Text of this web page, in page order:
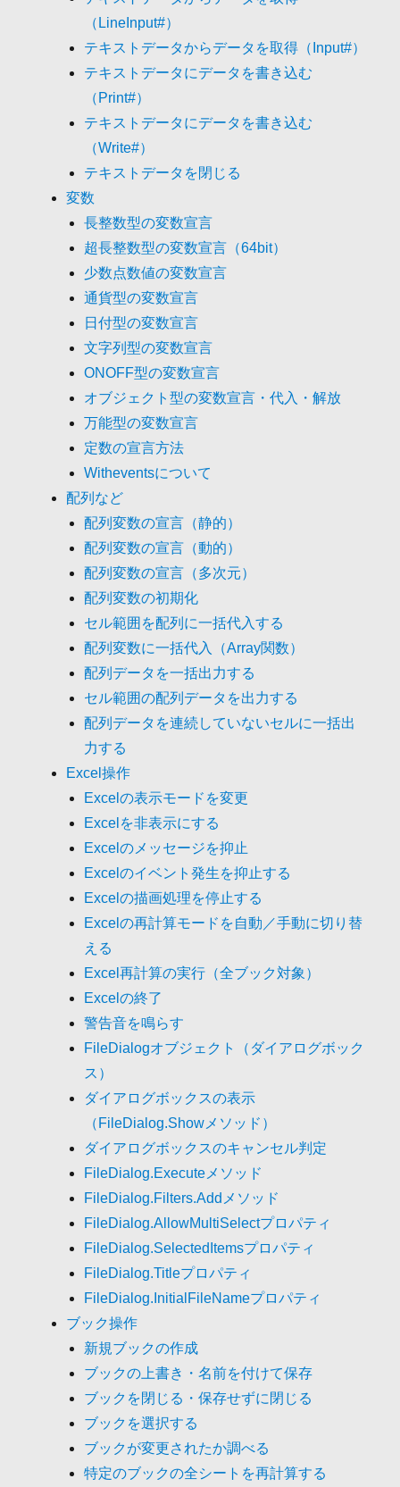
（LineInput#）
テキストデータからデータを取得（Input#）
テキストデータにデータを書き込む
（Print#）
テキストデータにデータを書き込む
（Write#）
テキストデータを閉じる
変数
長整数型の変数宣言
超長整数型の変数宣言（64bit）
少数点数値の変数宣言
通貨型の変数宣言
日付型の変数宣言
文字列型の変数宣言
ONOFF型の変数宣言
オブジェクト型の変数宣言・代入・解放
万能型の変数宣言
定数の宣言方法
Witheventsについて
配列など
配列変数の宣言（静的）
配列変数の宣言（動的）
配列変数の宣言（多次元）
配列変数の初期化
セル範囲を配列に一括代入する
配列変数に一括代入（Array関数）
配列データを一括出力する
セル範囲の配列データを出力する
配列データを連続していないセルに一括出
力する
Excel操作
Excelの表示モードを変更
Excelを非表示にする
Excelのメッセージを抑止
Excelのイベント発生を抑止する
Excelの描画処理を停止する
Excelの再計算モードを自動／手動に切り替
える
Excel再計算の実行（全ブック対象）
Excelの終了
警告音を鳴らす
FileDialogオブジェクト（ダイアログボック
ス）
ダイアログボックスの表示
（FileDialog.Showメソッド）
ダイアログボックスのキャンセル判定
FileDialog.Executeメソッド
FileDialog.Filters.Addメソッド
FileDialog.AllowMultiSelectプロパティ
FileDialog.SelectedItemsプロパティ
FileDialog.Titleプロパティ
FileDialog.InitialFileNameプロパティ
ブック操作
新規ブックの作成
ブックの上書き・名前を付けて保存
ブックを閉じる・保存せずに閉じる
ブックを選択する
ブックが変更されたか調べる
特定のブックの全シートを再計算する